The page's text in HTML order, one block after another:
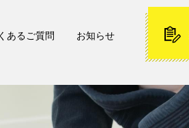
あるご質問 お知らせ